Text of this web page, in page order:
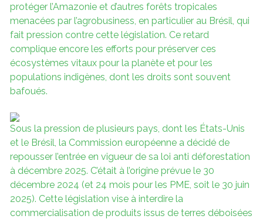
protéger l’Amazonie et d’autres forêts tropicales
menacées par l’agrobusiness, en particulier au Brésil, qui
fait pression contre cette législation. Ce retard
complique encore les efforts pour préserver ces
écosystèmes vitaux pour la planète et pour les
populations indigènes, dont les droits sont souvent
bafoués.
Sous la pression de plusieurs pays, dont les États-Unis
et le Brésil, la Commission européenne a décidé de
repousser l’entrée en vigueur de sa loi anti déforestation
à décembre 2025. C’était à l’origine prévue le 30
décembre 2024 (et 24 mois pour les PME, soit le 30 juin
2025). Cette législation vise à interdire la
commercialisation de produits issus de terres déboisées